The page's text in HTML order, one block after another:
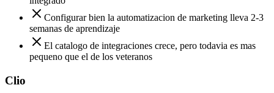
Configurar bien la automatizacion de marketing lleva 2-3
semanas de aprendizaje
El catalogo de integraciones crece, pero todavia es mas
pequeno que el de los veteranos
Clio